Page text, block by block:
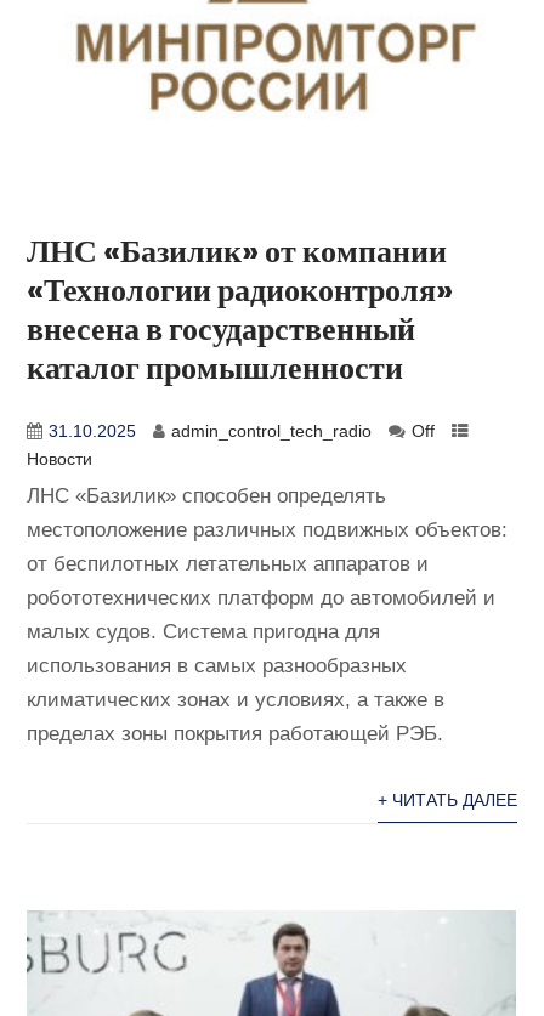
ЛНС «Базилик» от компании
«Технологии радиоконтроля»
внесена в государственный
каталог промышленности
31.10.2025 admin_control_tech_radio
Off
Новости
ЛНС «Базилик» способен определять
местоположение различных подвижных объектов:
от беспилотных летательных аппаратов и
робототехнических платформ до автомобилей и
малых судов. Система пригодна для
использования в самых разнообразных
климатических зонах и условиях, а также в
пределах зоны покрытия работающей РЭБ.
+ ЧИТАТЬ ДАЛЕЕ